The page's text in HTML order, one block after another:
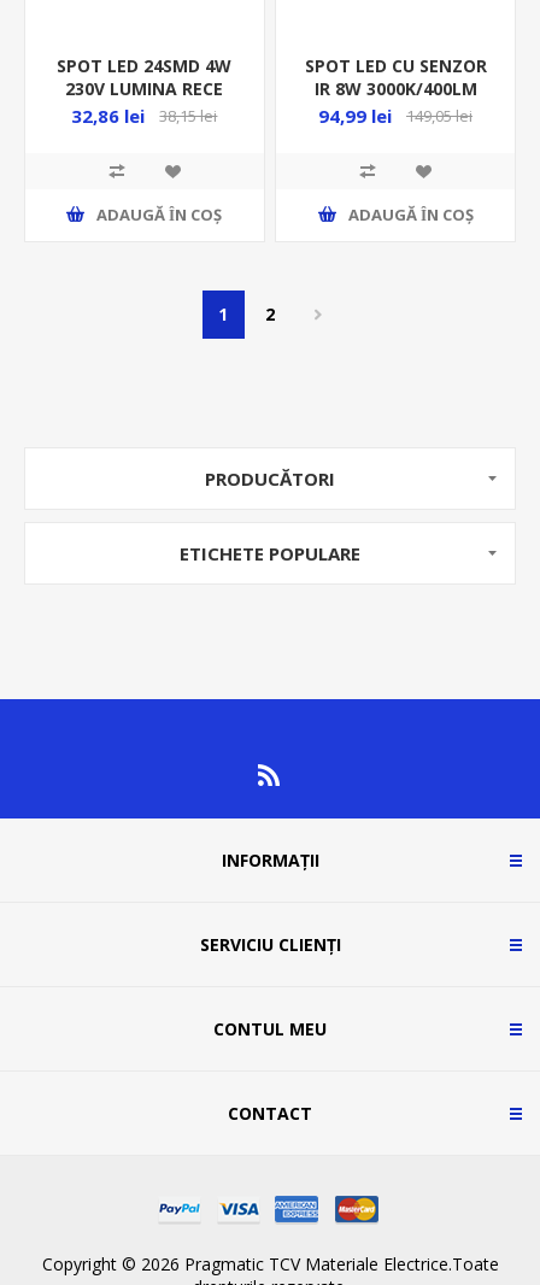
SPOT LED 24SMD 4W
230V LUMINA RECE
6400K/300LM SATINAT
32,86 lei 38,15 lei
ADAUGĂ ȊN COŞ
SPOT LED CU SENZOR
IR 8W 3000K/400LM
145/135/41MM ALB
94,99 lei 149,05 lei
ADAUGĂ ȊN COŞ
1 2
PRODUCĂTORI
ETICHETE POPULARE
INFORMAȚII
SERVICIU CLIENȚI
CONTUL MEU
CONTACT
Copyright © 2026 Pragmatic TCV Materiale Electrice.Toate